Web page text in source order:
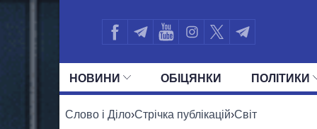
НОВИНИ ОБIЦЯНКИ ПОЛIТИКИ
УСІ ПОЛІТИКИ ПРЕЗИДЕНТ І ОФІС
Слово і Діло›Стрічка публікацій›Світ